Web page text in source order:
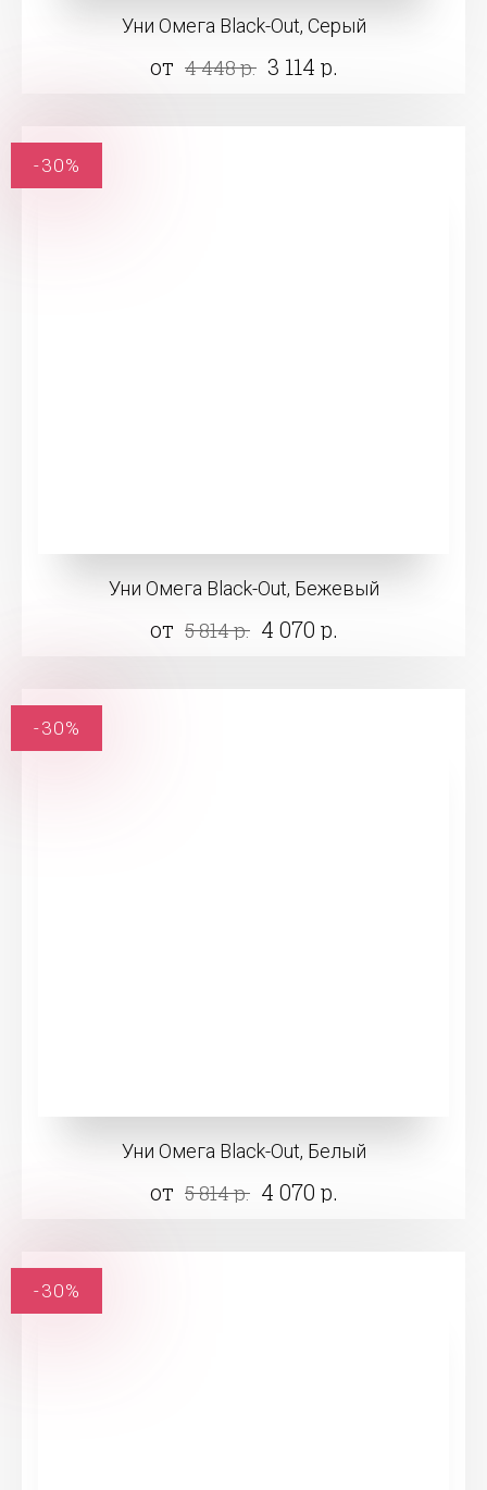
Уни Омега Black-Out, Серый
от 4 448 р. 3 114 р.
Уни Омега Black-Out, Бежевый
от 5 814 р. 4 070 р.
-30%
Уни Омега Black-Out, Белый
от 5 814 р. 4 070 р.
-30%
-30%